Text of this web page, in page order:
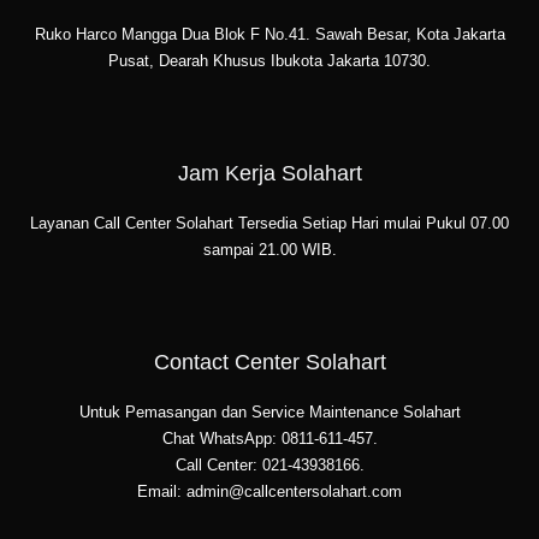
Ruko Harco Mangga Dua Blok F No.41. Sawah Besar, Kota Jakarta
Pusat, Dearah Khusus Ibukota Jakarta 10730.
Jam Kerja Solahart
Layanan Call Center Solahart Tersedia Setiap Hari mulai Pukul 07.00
sampai 21.00 WIB.
Contact Center Solahart
Untuk Pemasangan dan Service Maintenance Solahart
Chat WhatsApp: 0811-611-457.
Call Center: 021-43938166.
Email: admin@callcentersolahart.com